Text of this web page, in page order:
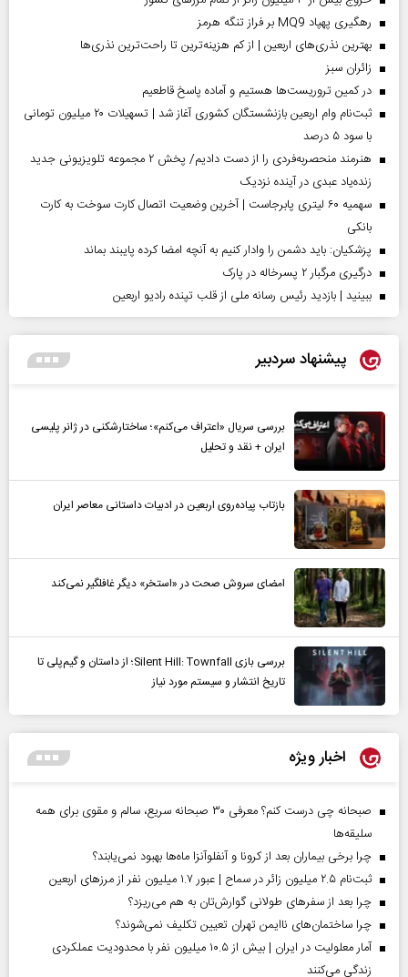
رهگیری پهپاد MQ9 بر فراز تنگه هرمز
بهترین نذری‌های اربعین | از کم هزینه‌ترین تا راحت‌ترین نذری‌ها
‌زائران سبز
در کمین تروریست‌ها هستیم و آماده پاسخ قاطعیم
ثبت‌نام وام اربعین بازنشستگان کشوری آغاز شد | تسهیلات ۲۰ میلیون تومانی
با سود ۵ درصد
هنرمند منحصر‌به‌فردی را از دست دادیم/ پخش ۲ مجموعه تلویزیونی جدید
زنده‌یاد عبدی در آینده نزدیک
سهمیه ۶۰ لیتری پابرجاست | آخرین وضعیت اتصال کارت سوخت به کارت
بانکی
پزشکیان: باید دشمن را وادار کنیم به آنچه امضا کرده پایبند بماند
درگیری مرگبار ۲ پسرخاله در پارک
ببینید | بازدید رئیس رسانه ملی از قلب تپنده رادیو اربعین
پیشنهاد سردبیر
بررسی سریال «اعتراف می‌کنم»؛ ساختارشکنی در ژانر پلیسی
ایران + نقد و تحلیل
بازتاب پیاده‌روی اربعین در ادبیات داستانی معاصر ایران
امضای سروش صحت در «استخر» دیگر غافلگیر نمی‌کند
بررسی بازی Silent Hill: Townfall؛ از داستان و گیم‌پلی تا
تاریخ انتشار و سیستم مورد نیاز
اخبار ویژه
صبحانه چی درست کنم؟ معرفی ۳۰ صبحانه سریع، سالم و مقوی برای همه
سلیقه‌ها
چرا برخی بیماران بعد از کرونا و آنفلوآنزا ماه‌ها بهبود نمی‌یابند؟
ثبت‌نام ۲.۵ میلیون زائر در سماح | عبور ۱.۷ میلیون نفر از مرز‌های اربعین
چرا بعد از سفرهای طولانی گوارش‌تان به هم می‌ریزد؟
چرا ساختمان‌های ناایمن تهران تعیین تکلیف نمی‌شوند؟
آمار معلولیت در ایران | بیش از ۱۰.۵ میلیون نفر با محدودیت عملکردی
زندگی می‌کنند